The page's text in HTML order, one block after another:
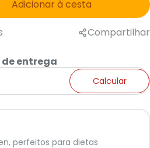
Adicionar à cesta
Compartilhar
de entrega
Calcular
perfeitos para dietas